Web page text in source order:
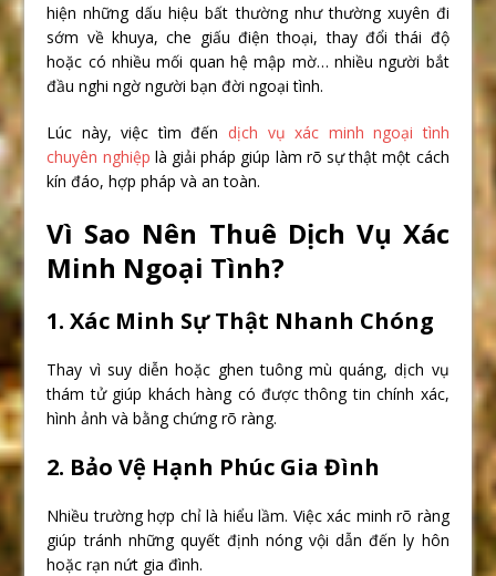
hiện những dấu hiệu bất thường như thường xuyên đi
sớm về khuya, che giấu điện thoại, thay đổi thái độ
hoặc có nhiều mối quan hệ mập mờ… nhiều người bắt
đầu nghi ngờ người bạn đời ngoại tình.
Lúc này, việc tìm đến dịch vụ xác minh ngoại tình
chuyên nghiệp là giải pháp giúp làm rõ sự thật một cách
kín đáo, hợp pháp và an toàn.
Vì Sao Nên Thuê Dịch Vụ Xác
Minh Ngoại Tình?
1. Xác Minh Sự Thật Nhanh Chóng
Thay vì suy diễn hoặc ghen tuông mù quáng, dịch vụ
thám tử giúp khách hàng có được thông tin chính xác,
hình ảnh và bằng chứng rõ ràng.
2. Bảo Vệ Hạnh Phúc Gia Đình
Nhiều trường hợp chỉ là hiểu lầm. Việc xác minh rõ ràng
giúp tránh những quyết định nóng vội dẫn đến ly hôn
hoặc rạn nứt gia đình.